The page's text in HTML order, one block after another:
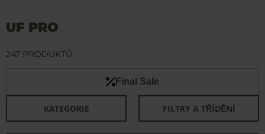
UF PRO
Final Sale
KATEGORIE FILTRY A TŘÍDĚNÍ
247 PRODUKTŮ